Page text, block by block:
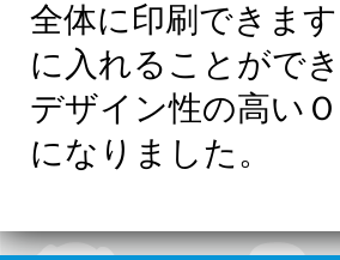
全体に印刷できま
に入れることがで
デザイン性の高い
になりました。